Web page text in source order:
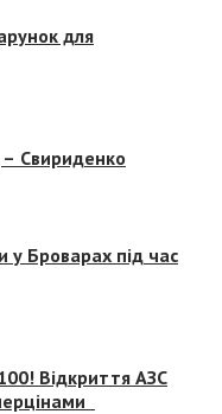
для
Свириденко
Броварах під час
Відкриття АЗС